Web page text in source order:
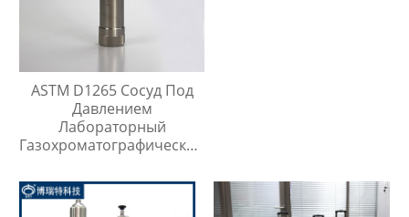
ASTM D1265 Сосуд Под
Давлением
Лабораторный
Газохроматографический